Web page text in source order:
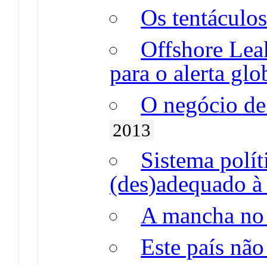
Os
Offshore
para o alerta
O negócio
2013
Sistema
(des)adequado
A mancha
Este país